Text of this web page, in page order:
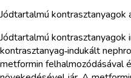
Jódtartalmú kontrasztanyagok
Jódtartalmú kontrasztanyagok
kontrasztanyag‑indukált
metformin felhalmozódásával